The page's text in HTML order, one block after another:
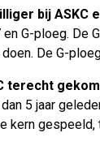
bij ASKC
en G-ploeg.
De G-
terecht
5 jaar
kern